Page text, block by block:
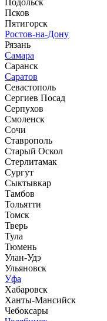
Подольск
Псков
Пятигорск
Ростов-на-Дону
Рязань
Самара
Саранск
Саратов
Севастополь
Сергиев Посад
Серпухов
Смоленск
Сочи
Ставрополь
Старый Оскол
Стерлитамак
Сургут
Сыктывкар
Тамбов
Тольятти
Томск
Тверь
Тула
Тюмень
Улан-Удэ
Ульяновск
Уфа
Хабаровск
Ханты-Мансийск
Чебоксары